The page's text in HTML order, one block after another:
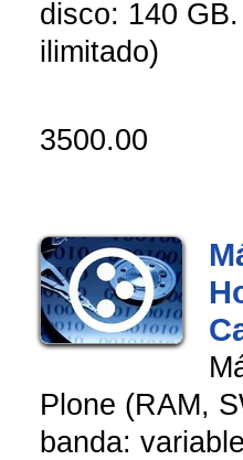
disco: 140
ilimitado)
3500.00
Plone (RAM,
banda: